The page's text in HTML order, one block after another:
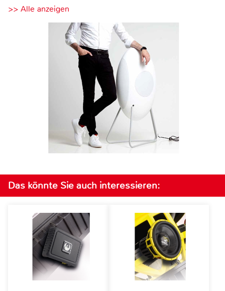
>> Alle anzeigen
Das könnte Sie auch interessieren: